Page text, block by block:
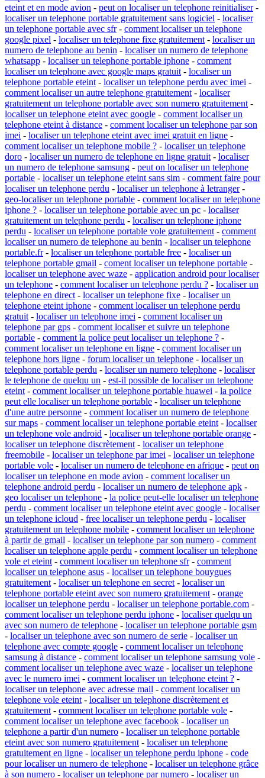
eteint et en mode avion - peut on localiser un telephone reinitialiser-
localiser un telephone portable gratuitement sans logiciel - localiser
un telephone portable avec sfr- comment localiser un telephone
google pixel - localiser un telephone fixe gratuitement - localiser un
numero de telephone au benin - localiser un numero de telephone
whatsapp - localiser un telephone portable iphone - comment
localiser un telephone avec google maps gratuit - localiser un
telephone portable eteint - localiser un telephone perdu avec imei -
comment localiser un autre telephone gratuitement - localiser
gratuitement un telephone portable avec son numero gratuitement -
localiser un telephone eteint avec google - comment localiser un
telephone eteint à distance - comment localiser un telephone par son
imei - localiser un telephone eteint avec imei gratuit en ligne -
comment localiser un telephone mobile ? - localiser un telephone
doro - localiser un numero de telephone en ligne gratuit - localiser
un numero de telephone samsung - peut on localiser un telephone
portable - localiser un telephone eteint sans sim - comment faire pour
localiser un telephone perdu - localiser un telephone à letranger-
geo-localiser un telephone portable - comment localiser un telephone
iphone ? - localiser un telephone portable avec un pc - localiser
gratuitement un telephone perdu - localiser un telephone iphone
perdu - localiser un telephone portable vole gratuitement - comment
localiser un numero de telephone au benin - localiser un telephone
portable.fr- localiser un telephone portable free - localiser un
telephone portable gmail - coment localiser un telephone portable -
localiser un telephone avec waze - application android pour localiser
un telephone - comment localiser un telephone perdu ? - localiser un
telephone en direct - localiser un telephone fixe - localiser un
telephone eteint iphone - comment localiser un telephone perdu
gratuit - localiser un telephone imei - comment localiser un
telephone par gps - comment localiser et suivre un telephone
portable - comment la police peut localiser un telephone ? -
comment localiser un telephone en ligne - comment localiser un
telephone hors ligne - forum localiser un telephone - localiser un
telephone portable perdu - localiser un numero telephone - localiser
le telephone de quelqu un - est-il possible de localiser un telephone
eteint - comment localiser un telephone portable huawei - la police
peut elle localiser un telephone portable - localiser un telephone
d'une autre personne - comment localiser un numero de telephone
sur maps - comment localiser un telephone portable eteint - localiser
un telephone vole android - localiser un telephone portable orange -
localiser un telephone discrètement - localiser un telephone
freemobile - localiser un telephone par imei - localiser un telephone
portable vole - localiser un numero de telephone en afrique - peut on
localiser un telephone en mode avion - comment localiser un
telephone android perdu - localiser un numero de telephone apk -
geo localiser un telephone - la police peut-elle localiser un telephone
perdu - comment localiser un telephone eteint avec google - localiser
un telephone icloud - free localiser un telephone perdu - localiser
gratuitement un telephone mobile - comment localiser un telephone
à partir de gmail - localiser un telephone par son numero - comment
localiser un telephone apple perdu - comment localiser un telephone
vole et eteint - comment localiser un telephone sfr- comment
localiser un telephone asus - localiser un telephone bouygues
gratuitement - localiser un telephone en secret - localiser un
telephone portable eteint avec son numero gratuitement - orange
localiser un telephone perdu - localiser un telephone portable.com -
comment localiser un telephone perdu iphone - localiser quelqu un
avec son numero de telephone - localiser un telephone portable gsm
- localiser un telephone avec son numero de serie - localiser un
telephone avec compte google - comment localiser un telephone
samsung à distance - comment localiser un telephone samsung vole -
comment localiser un telephone avec waze - localiser un telephone
avec le numero imei - comment localiser un telephone eteint ? -
localiser un telephone avec adresse mail - comment localiser un
telephone vole eteint - localiser un telephone discrètement et
gratuitement - comment localiser un telephone portable vole -
comment localiser un telephone avec facebook - localiser un
telephone a partir d'un numero - localiser un telephone portable
eteint avec son numero gratuitement - localiser un telephone
gratuitement en ligne - localiser un telephone perdu iphone - code
pour localiser un numero de telephone - localiser un telephone grâce
à son numero - localiser un telephone par numero - localiser un